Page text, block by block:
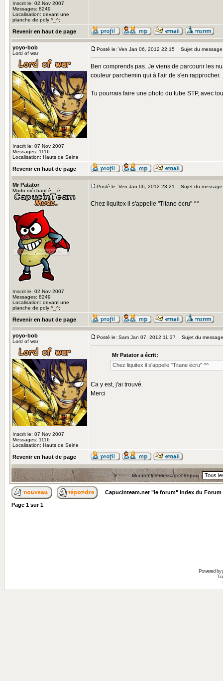
Inscrit le: 02 Nov 2007
Messages: 8249
Localisation: devant une
planche de poly ^_^;
Revenir en haut de page
yoyo-bob
Lord of war
Inscrit le: 07 Nov 2007
Messages: 1116
Localisation: Hauts de Seine
Posté le: Ven Jan 06, 2012 22:15 Sujet du
Ben comprends pas. Je viens de parcourir les
couleur parchemin qui à l'air de s'en rapprocher.
Tu pourrais faire une photo du tube STP, avec
Revenir en haut de page
Mr Patator
Modo méchant è__é
Inscrit le: 02 Nov 2007
Messages: 8249
Localisation: devant une
planche de poly ^_^;
Posté le: Ven Jan 06, 2012 23:21 Sujet du
Chez liquitex il s'appelle "Titane écru" ^^
Revenir en haut de page
yoyo-bob
Lord of war
Inscrit le: 07 Nov 2007
Messages: 1116
Localisation: Hauts de Seine
Posté le: Sam Jan 07, 2012 11:37 Sujet du
Mr Patator a écrit:
Chez liquitex il s'appelle "Titane écru" ^^
Ca y est, j'ai trouvé.
Merci
Revenir en haut de page
Montrer les messages depuis:
Capucinteam.net "le forum" Index du Forum
Page 1 sur1
Powered by